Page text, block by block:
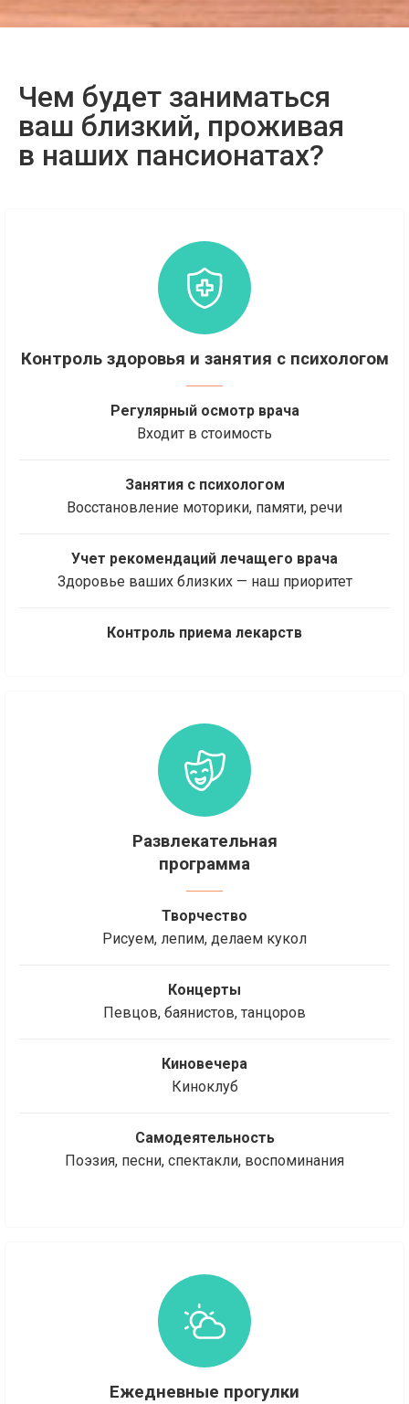
Чем будет заниматься
ваш близкий, проживая
в наших пансионатах?
Контроль здоровья и занятия с психологом
Регулярный осмотр врача
Входит в стоимость
Занятия с психологом
Восстановление моторики, памяти, речи
Учет рекомендаций лечащего врача
Здоровье ваших близких — наш приоритет
Контроль приема лекарств
Развлекательная
программа
Творчество
Рисуем, лепим, делаем кукол
Концерты
Певцов, баянистов, танцоров
Киновечера
Киноклуб
Самодеятельность
Поэзия, песни, спектакли, воспоминания
Ежедневные прогулки